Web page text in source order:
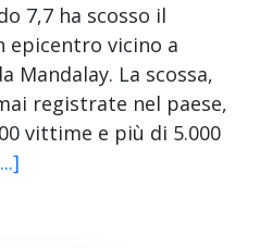
7,7 ha scosso il
epicentro vicino a
Mandalay. La scossa,
registrate nel paese,
vittime e più di 5.000